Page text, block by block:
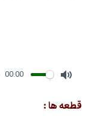
00:00
قطعه ها :